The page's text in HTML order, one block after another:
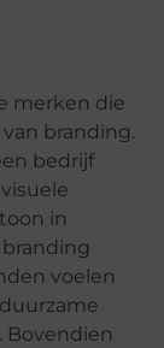
merken die
branding.
bedrijf
in
voelen